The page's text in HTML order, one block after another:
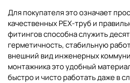
Для покупателя это означает
качественных PEX-труб и
фитингов способна служить
герметичность, стабильную
внешний вид инженерных
монтажника это удобный
быстро и чисто работать даже в